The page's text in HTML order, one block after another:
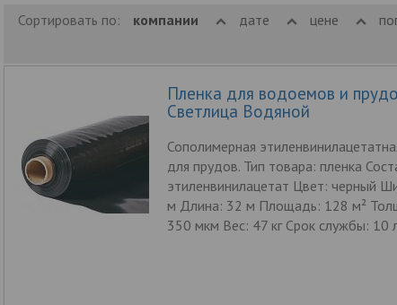
Сортировать по: компании дате цене
Пленка для водоемов и
Светлица Водяной
Сополимерная
для прудов. Тип товара: пленка
этиленвинилацетат Цвет: черный
м Длина: 32 м Площадь: 128 м²
350 мкм Вес: 47 кг Срок службы: 10